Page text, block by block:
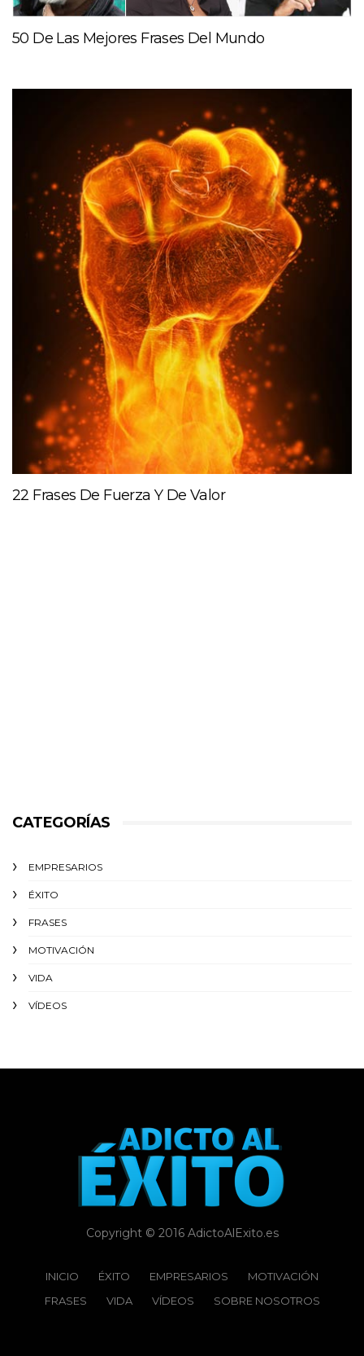
50 De Las Mejores Frases Del Mundo
22 Frases De Fuerza Y De Valor
CATEGORÍAS
EMPRESARIOS
ÉXITO‬
FRASES
MOTIVACIÓN
VIDA
VÍDEOS
Copyright © 2016 AdictoAlExito.es
INICIO ÉXITO‬ EMPRESARIOS
MOTIVACIÓN
FRASES
VIDA VÍDEOS SOBRE NOSOTROS